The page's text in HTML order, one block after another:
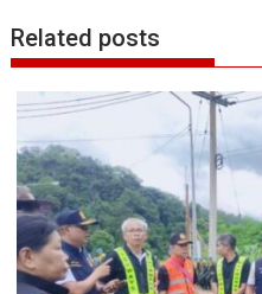
Related posts